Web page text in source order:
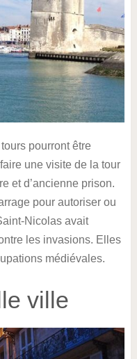
pourront être
une visite de la tour
et d’ancienne prison.
pour autoriser ou
Nicolas avait
les invasions. Elles
médiévales.
ville